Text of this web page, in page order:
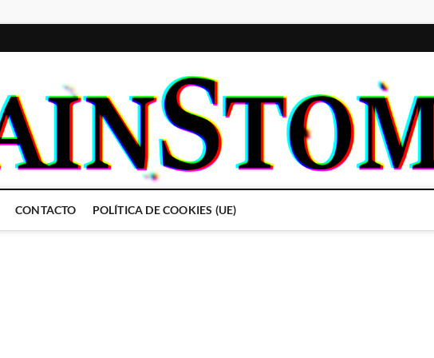
CONTACTO POLÍTICA DE COOKIES (UE)